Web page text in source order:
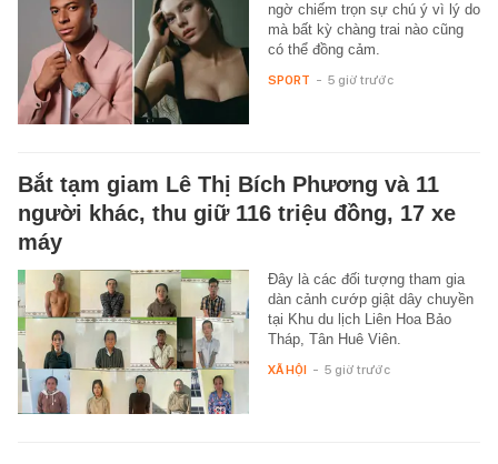
ngờ chiếm trọn sự chú ý vì lý do
mà bất kỳ chàng trai nào cũng
có thể đồng cảm.
SPORT - 5 giờ trước
Bắt tạm giam Lê Thị Bích Phương và 11
người khác, thu giữ 116 triệu đồng, 17 xe
máy
Đây là các đối tượng tham gia
dàn cảnh cướp giật dây chuyền
tại Khu du lịch Liên Hoa Bảo
Tháp, Tân Huê Viên.
XÃ HỘI - 5 giờ trước